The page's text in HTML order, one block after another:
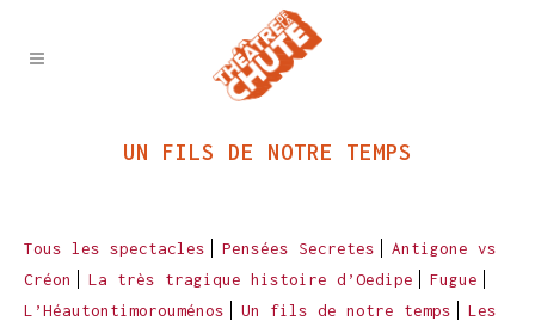
UN FILS DE NOTRE TEMPS
Tous les spectacles Pensées Secretes
Antigone vs
Créon
La très tragique histoire d’Oedipe
Fugue
L’Héautontimorouménos
Un fils de notre temps
Les